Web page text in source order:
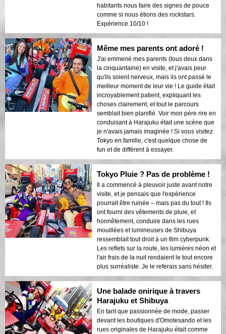
habitants nous faire des signes de pouce
comme si nous étions des rockstars.
Expérience 10/10 !
Même mes parents ont adoré !
J'ai emmené mes parents (tous deux dans
la cinquantaine) en visite, et j'avais peur
qu'ils soient nerveux, mais ils ont passé le
meilleur moment de leur vie ! Le guide était
incroyablement patient, expliquant les
choses clairement, et tout le parcours
semblait bien planifié. Voir mon père rire en
conduisant à Harajuku était une scène que
je n'avais jamais imaginée ! Si vous visitez
Tokyo en famille, c'est quelque chose de
fun et de différent à essayer.
Tokyo Pluie ? Pas de problème !
Il a commencé à pleuvoir juste avant notre
visite, et je pensais que l'expérience
pourrait être ruinée – mais pas du tout ! Ils
ont fourni des vêtements de pluie, et
honnêtement, conduire dans les rues
mouillées et lumineuses de Shibuya
ressemblait tout droit à un film cyberpunk.
Les reflets sur la route, les lumières néon et
l'air frais de la nuit rendaient le tout encore
plus surréaliste. Je le referais sans hésiter.
Une balade onirique à travers
Harajuku et Shibuya
En tant que passionnée de mode, passer
devant les boutiques d'Omotesando et les
rues originales de Harajuku était comme